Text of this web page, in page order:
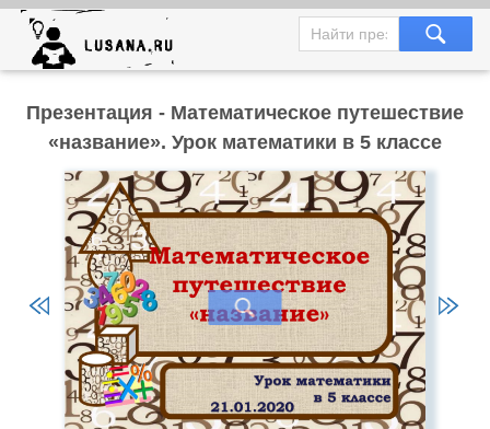
Презентация - Математическое путешествие
«название». Урок математики в 5 классе